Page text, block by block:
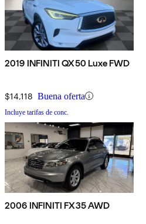
2019 INFINITI QX50 Luxe FWD
$14,118 Buena oferta
Incluye tarifas de conc.
2006 INFINITI FX35 AWD